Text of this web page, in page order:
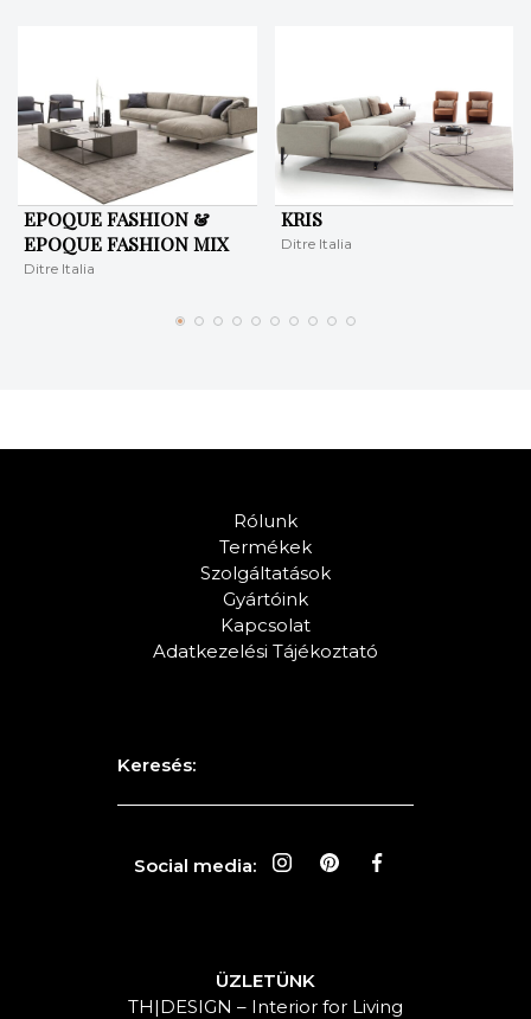
EPOQUE FASHION &
EPOQUE FASHION MIX
Ditre Italia
KRIS
Ditre Italia
Rólunk
Termékek
Szolgáltatások
Gyártóink
Kapcsolat
Adatkezelési Tájékoztató
Keresés:
Social media:
ÜZLETÜNK
TH|DESIGN – Interior for Living